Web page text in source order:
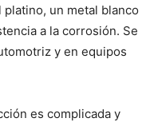
platino, un metal blanco
a la corrosión. Se
y en equipos
es complicada y